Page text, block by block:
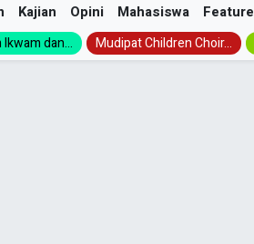
Kajian Opini Mahasiswa Feature
dan... Mudipat Children Choir...